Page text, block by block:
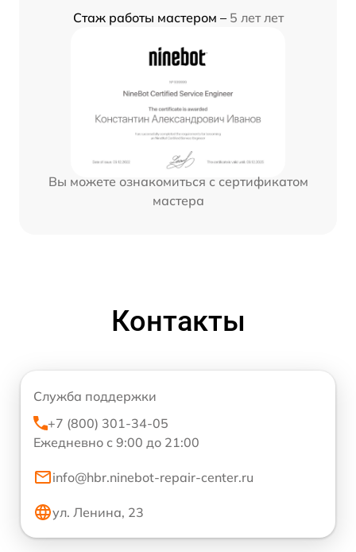
Стаж работы мастером – 5 лет лет
Вы можете ознакомиться с сертификатом
мастера
Контакты
Служба поддержки
+7 (800) 301-34-05
Ежедневно с 9:00 до 21:00
info@hbr.ninebot-repair-center.ru
ул. Ленина, 23